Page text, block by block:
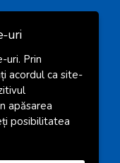
uri
uri. Prin
acordul ca site-
apăsarea
posibilitatea